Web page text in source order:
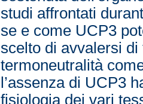
studi affrontati
se e come UCP3
scelto di avvalersi
termoneutralità
l’assenza di UCP3
fisiologia dei vari